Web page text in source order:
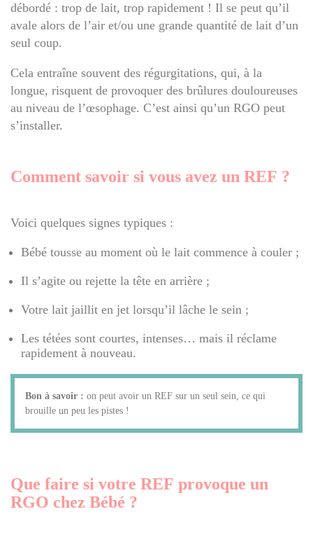
débordé : trop de lait, trop rapidement ! Il se peut qu’il
avale alors de l’air et/ou une grande quantité de lait d’un
seul coup.
Cela entraîne souvent des régurgitations, qui, à la
longue, risquent de provoquer des brûlures douloureuses
au niveau de l’œsophage. C’est ainsi qu’un RGO peut
s’installer.
Comment savoir si vous avez un REF ?
Voici quelques signes typiques :
Bébé tousse au moment où le lait commence à couler ;
Il s’agite ou rejette la tête en arrière ;
Votre lait jaillit en jet lorsqu’il lâche le sein ;
Les tétées sont courtes, intenses… mais il réclame
rapidement à nouveau.
Bon à savoir : on peut avoir un REF sur un seul sein, ce qui
brouille un peu les pistes !
Que faire si votre REF provoque un
RGO chez Bébé ?